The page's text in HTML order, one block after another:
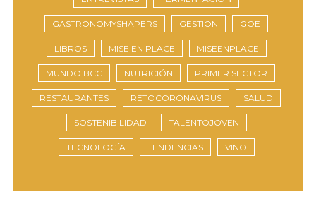
GASTRONOMYSHAPERS GESTION GOE
LIBROS MISE EN PLACE MISEENPLACE
MUNDO.BCC NUTRICIÓN PRIMER SECTOR
RESTAURANTES RETOCORONAVIRUS SALUD
SOSTENIBILIDAD TALENTOJOVEN
TECNOLOGÍA TENDENCIAS VINO